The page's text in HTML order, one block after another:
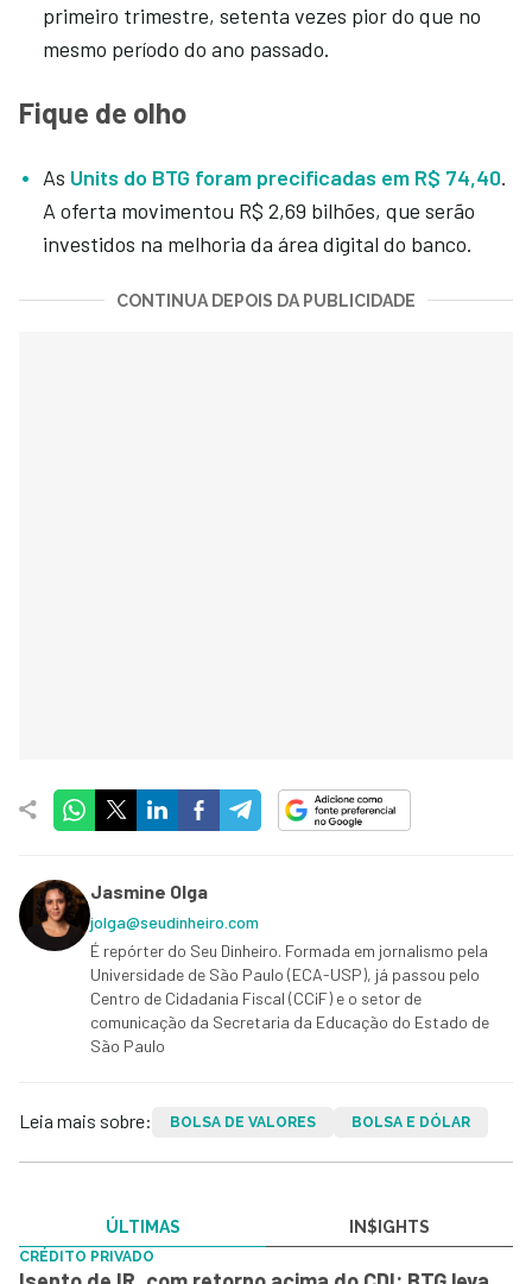
primeiro trimestre, setenta vezes pior do que no
mesmo período do ano passado.
Fique de olho
As Units do BTG foram precificadas em R$ 74,40.
A oferta movimentou R$ 2,69 bilhões, que serão
investidos na melhoria da área digital do banco.
CONTINUA DEPOIS DA PUBLICIDADE
Jasmine Olga
jolga@seudinheiro.com
É repórter do Seu Dinheiro. Formada em jornalismo pela
Universidade de São Paulo (ECA-USP), já passou pelo
Centro de Cidadania Fiscal (CCiF) e o setor de
comunicação da Secretaria da Educação do Estado de
São Paulo
Leia mais sobre: BOLSA DE VALORES BOLSA E DÓLAR
ÚLTIMAS IN$IGHTS
CRÉDITO PRIVADO